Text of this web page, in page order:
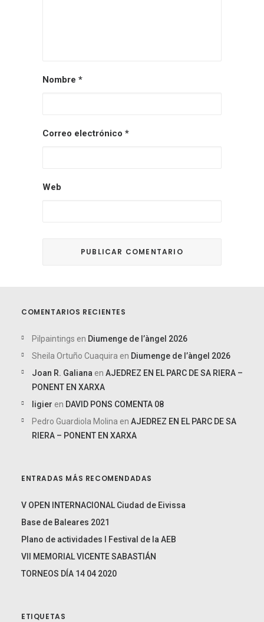
Nombre *
Correo electrónico *
Web
COMENTARIOS RECIENTES
Pilpaintings en Diumenge de l’àngel 2026
Sheila Ortuño Cuaquira en Diumenge de l’àngel 2026
Joan R. Galiana en AJEDREZ EN EL PARC DE SA RIERA –
PONENT EN XARXA
ligier en DAVID PONS COMENTA 08
Pedro Guardiola Molina en AJEDREZ EN EL PARC DE SA
RIERA – PONENT EN XARXA
ENTRADAS MÁS RECOMENDADAS
V OPEN INTERNACIONAL Ciudad de Eivissa
Base de Baleares 2021
Plano de actividades I Festival de la AEB
VII MEMORIAL VICENTE SABASTIÁN
TORNEOS DÍA 14 04 2020
ETIQUETAS